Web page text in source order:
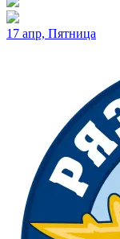
17 апр, Пятница